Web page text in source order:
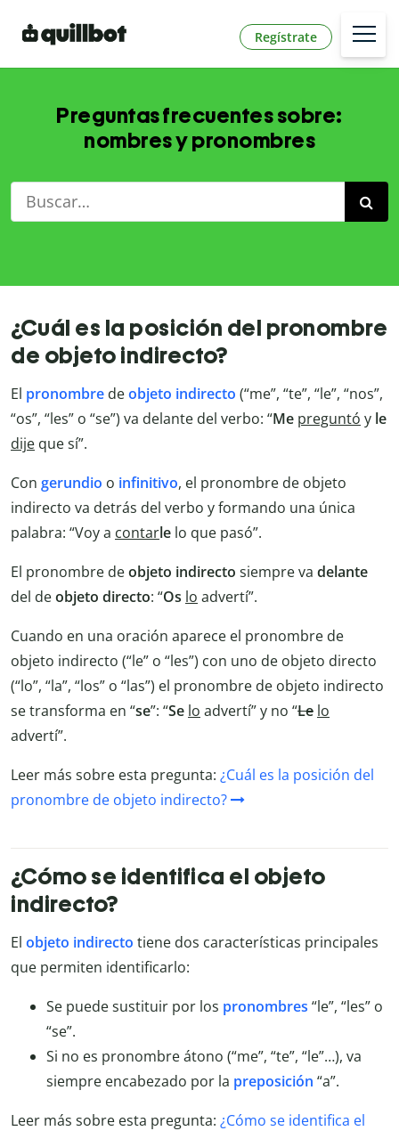
Regístrate
Preguntas frecuentes sobre:
nombres y pronombres
¿Cuál es la posición del pronombre
de objeto indirecto?
El pronombre deobjeto indirecto (“me”, “te”, “le”, “nos”,
“os”, “les” o “se”) va delante del verbo: “Me preguntó y le
dije que sí”.
Con gerundio o infinitivo, el pronombre de objeto
indirecto va detrás del verbo y formando una única
palabra: “Voy a contarle lo que pasó”.
El pronombre deobjeto indirecto siempre va delante
del deobjeto directo: “Os lo advertí”.
Cuando en una oración aparece el pronombre de
objeto indirecto (“le” o “les”) con uno de objeto directo
(“lo”, “la”, “los” o “las”) el pronombre de objeto indirecto
se transforma en “se”: “Se lo advertí” y no “Le lo
advertí”.
Leer más sobre esta pregunta: ¿Cuál es la posición del
pronombre de objeto indirecto?
¿Cómo se identifica el objeto
indirecto?
El objeto indirecto tiene dos características principales
que permiten identificarlo:
Se puede sustituir por los pronombres “le”, “les” o
“se”.
Si no es pronombre átono (“me”, “te”, “le”…), va
siempre encabezado por la preposición “a”.
Leer más sobre esta pregunta: ¿Cómo se identifica el